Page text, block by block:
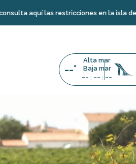
las restricciones en la isla de Ré
--°
Alta mar
Baja mar
-- : -- : --